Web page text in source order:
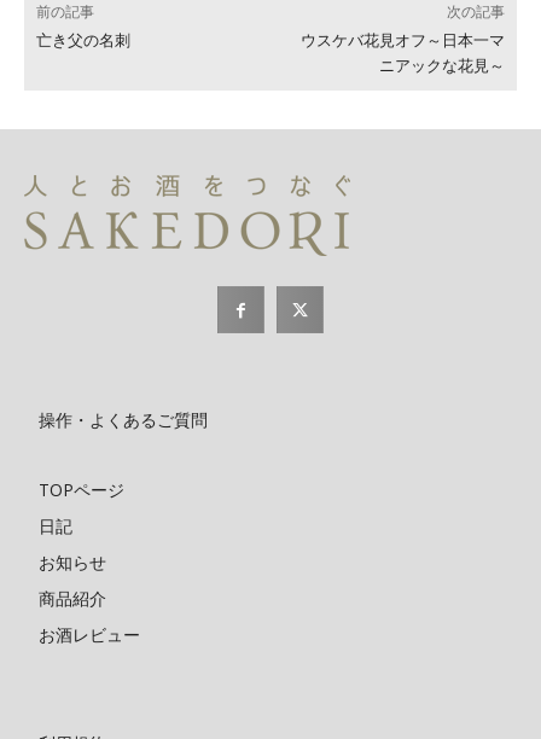
前の記事
亡き父の名刺
次の記事
ウスケバ花見オフ～日本一マ
ニアックな花見～
操作・よくあるご質問
TOPページ
日記
お知らせ
商品紹介
お酒レビュー